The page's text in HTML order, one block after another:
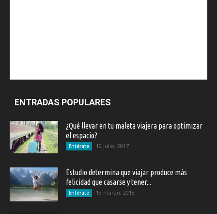
ENTRADAS POPULARES
¿Qué llevar en tu maleta viajera para optimizar
el espacio?
Entérate 19 julio, 2017
Estudio determina que viajar produce más
felicidad que casarse y tener...
Entérate 13 marzo, 2018